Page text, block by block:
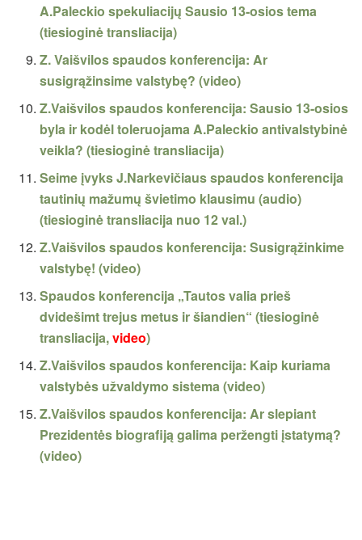
A.Paleckio spekuliacijų Sausio 13-osios tema
(tiesioginė transliacija)
Z. Vaišvilos spaudos konferencija: Ar
susigrąžinsime valstybę? (video)
Z.Vaišvilos spaudos konferencija: Sausio 13-osios
byla ir kodėl toleruojama A.Paleckio antivalstybinė
veikla? (tiesioginė transliacija)
Seime įvyks J.Narkevičiaus spaudos konferencija
tautinių mažumų švietimo klausimu (audio)
(tiesioginė transliacija nuo 12 val.)
Z.Vaišvilos spaudos konferencija: Susigrąžinkime
valstybę! (video)
Spaudos konferencija „Tautos valia prieš
dvidešimt trejus metus ir šiandien“ (tiesioginė
transliacija,video)
Z.Vaišvilos spaudos konferencija: Kaip kuriama
valstybės užvaldymo sistema (video)
Z.Vaišvilos spaudos konferencija: Ar slepiant
Prezidentės biografiją galima peržengti įstatymą?
(video)